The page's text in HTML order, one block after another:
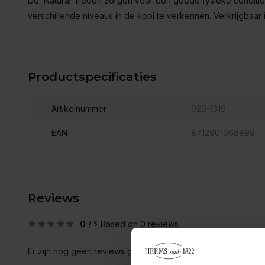
verschillende niveaus in de kooi te verkennen. Verkrijgbaar
Productspecificaties
Artikelnummer 020-1319
EAN 8712901068899
Reviews
0 / 5 Based on 0 reviews
Er zijn nog geen reviews geschreven over dit product..